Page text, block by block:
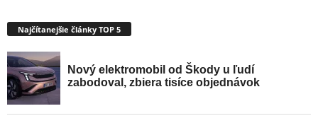
Najčítanejšie články TOP 5